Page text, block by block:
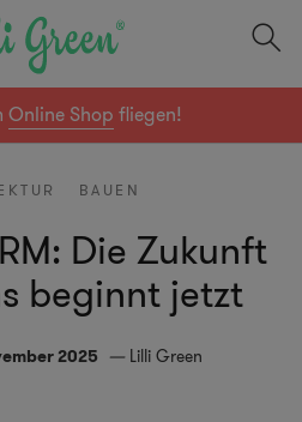
Online Shop fliegen!
BAUEN
Die Zukunft
beginnt jetzt
2025 Lilli Green